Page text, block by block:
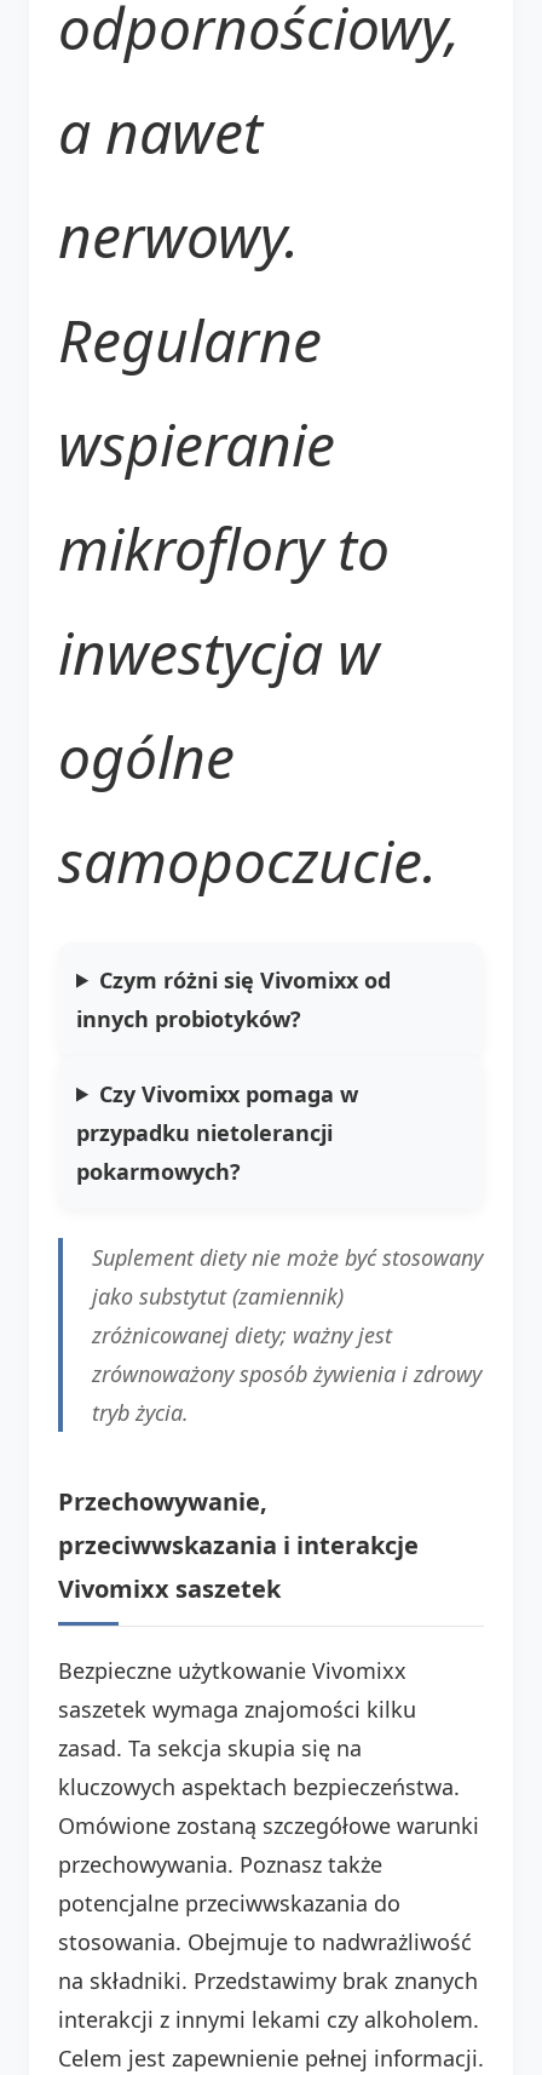
odpornościowy,
a nawet
nerwowy.
Regularne
wspieranie
mikroflory to
inwestycja w
ogólne
samopoczucie.
Czym różni się Vivomixx od
innych probiotyków?
Czy Vivomixx pomaga w
przypadku nietolerancji
pokarmowych?
Suplement diety nie może być stosowany
jako substytut (zamiennik)
zróżnicowanej diety; ważny jest
zrównoważony sposób żywienia i zdrowy
tryb życia.
Przechowywanie,
przeciwwskazania i interakcje
Vivomixx saszetek
Bezpieczne użytkowanie Vivomixx
saszetek wymaga znajomości kilku
zasad. Ta sekcja skupia się na
kluczowych aspektach bezpieczeństwa.
Omówione zostaną szczegółowe warunki
przechowywania. Poznasz także
potencjalne przeciwwskazania do
stosowania. Obejmuje to nadwrażliwość
na składniki. Przedstawimy brak znanych
interakcji z innymi lekami czy alkoholem.
Celem jest zapewnienie pełnej informacji.